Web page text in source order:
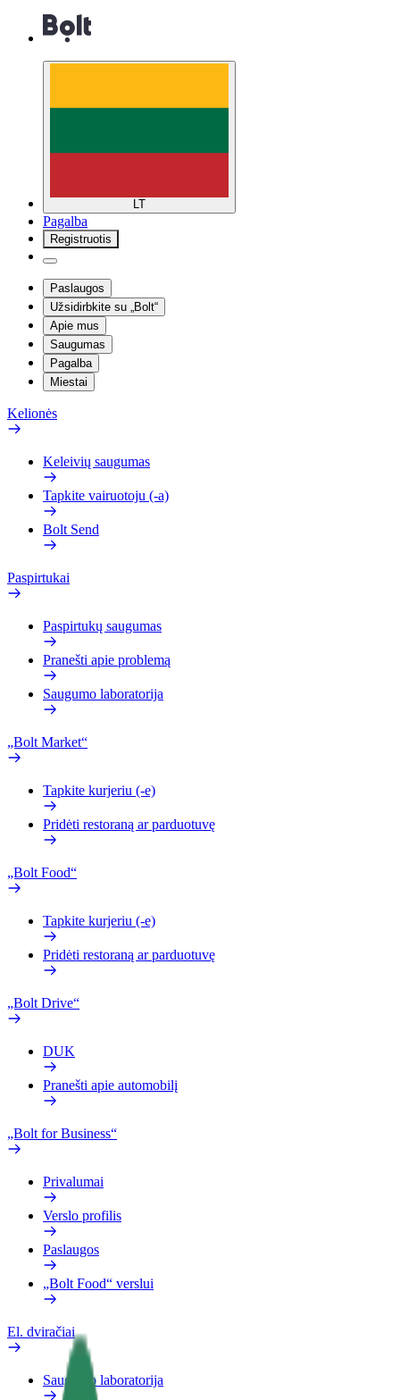
LT
Pagalba
Registruotis
Paslaugos
Užsidirbkite su „Bolt“
Apie mus
Saugumas
Pagalba
Miestai
Kelionės
Keleivių saugumas
Tapkite vairuotoju (-a)
Bolt Send
Paspirtukai
Paspirtukų saugumas
Pranešti apie problemą
Saugumo laboratorija
„Bolt Market“
Tapkite kurjeriu (-e)
Pridėti restoraną ar parduotuvę
„Bolt Food“
Tapkite kurjeriu (-e)
Pridėti restoraną ar parduotuvę
„Bolt Drive“
DUK
Pranešti apie automobilį
„Bolt for Business“
Privalumai
Verslo profilis
Paslaugos
„Bolt Food“ verslui
El. dviračiai
Saugumo laboratorija